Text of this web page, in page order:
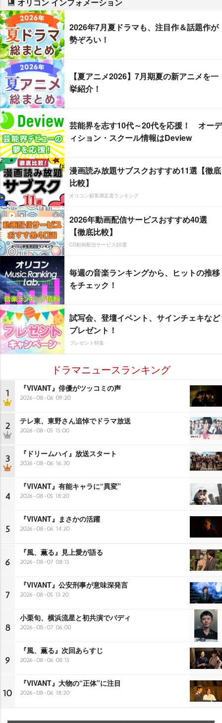
2026年7月夏ドラマも、注目作＆話題作が
勢ぞろい！
【夏アニメ2026】7月期夏の新アニメを一
挙紹介！
芸能界を志す10代～20代を応援！ オーデ
ィション・スクール情報はDeview
漫画読み放題サブスクおすすめ11選【徹底
比較】
オリコン顧客満足度ランキング
2026年動画配信サービスおすすめ40選
【徹底比較】
CS動画配信サービス20選
毎週の音楽ランキングから、ヒットの推移
をチェック！
試写会、登壇イベント、サインチェキなど
プレゼント！
プレゼント特集
ドラマニュースランキング
1 『VIVANT』俳優がツッコミの声
2026-08-06 09:20
2 テレ東、東野さん追悼でドラマ放送
2026-08-05 15:00
3 『ドリームハイ』放送スタート
2026-08-06 16:30
4
『VIVANT』有能キャラに“異変”
2026-08-05 18:20
5
『VIVANT』まさかの活躍
2026-08-06 14:20
6
『風、薫る』見上愛が語る
2026-08-07 08:15
7
『VIVANT』公安刑事が意味深発言
2026-08-05 13:20
8
小栗旬、横浜流星と初共演でバディ
2026-08-07 06:00
9
『風、薫る』次回あらすじ
2026-08-06 08:15
10
『VIVANT』大物の“正体”に注目
2026-08-06 18:20